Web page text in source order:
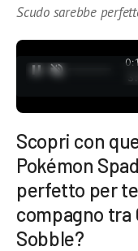
Scudo sarebbe
Scopri con
Pokémon
perfetto per
compagno tra
Sobble?